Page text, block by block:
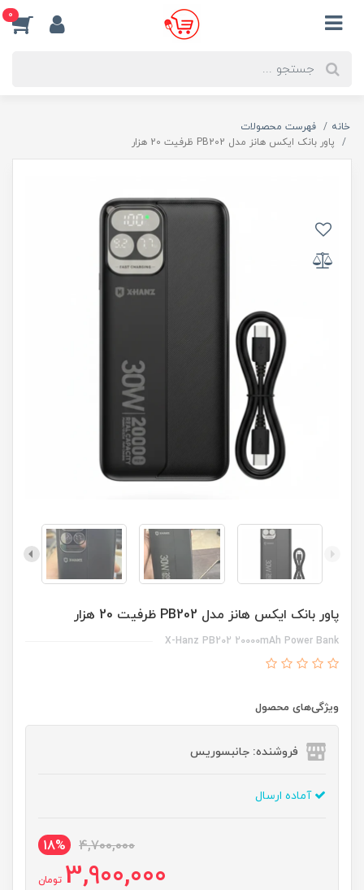
0
خانه
فهرست محصولات
پاور بانک ایکس هانز مدل PB202 ظرفیت 20 هزار
پاور بانک ایکس هانز مدل PB202 ظرفیت 20 هزار
X-Hanz PB202 20000mAh Power Bank
ویژگی‌های محصول
فروشنده: جانبسوریس
آماده ارسال
4,700,000
18%
3,900,000 تومان